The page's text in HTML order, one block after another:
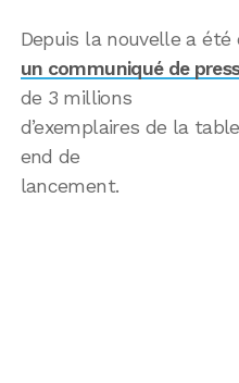
Depuis la nouvelle a été
un communiqué de
de 3 millions
d’exemplaires de la
end de
lancement.